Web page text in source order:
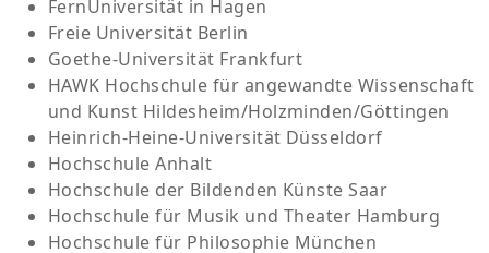
FernUniversität in Hagen
Freie Universität Berlin
Goethe-Universität Frankfurt
HAWK Hochschule für angewandte Wissenschaft
und Kunst Hildesheim/Holzminden/Göttingen
Heinrich-Heine-Universität Düsseldorf
Hochschule Anhalt
Hochschule der Bildenden Künste Saar
Hochschule für Musik und Theater Hamburg
Hochschule für Philosophie München